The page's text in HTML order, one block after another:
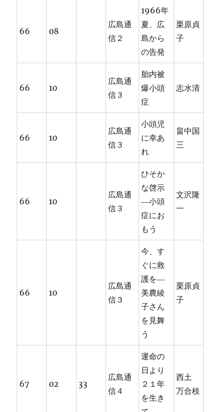
66 08
広島通
信２
1966年
夏、広
島から
の告発
栗原貞
子
66 10
広島通
信３
胎内被
爆小頭
症
志水清
66 10
広島通
信３
小頭児
に幸あ
れ
畠中国
三
66 10
広島通
信３
ひそか
な啓示
―小頭
症にお
もう
文沢隆
一
66 10
広島通
信３
今、す
ぐに救
護を―
美農綾
子さん
を見舞
う
栗原貞
子
67 02 33
広島通
信４
運命の
日より
２１年
を生き
西土
万合枝